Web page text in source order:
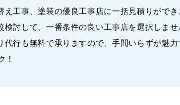
工事、塗装の優良工事店に一括見積りができ
討して、一番条件の良い工事店を選択しませ
行も無料で承りますので、手間いらずが魅力
！